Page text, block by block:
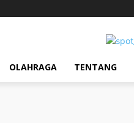
OLAHRAGA TENTANG